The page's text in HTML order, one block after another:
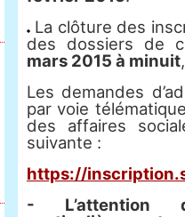
La clôture des
des dossiers de
mars 2015 à minuit
Les demandes
par voie
des affaires
suivante :
https://
- L’attention